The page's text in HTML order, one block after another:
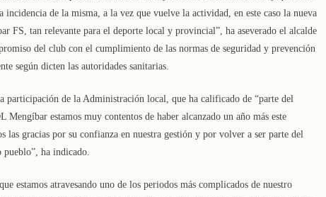
incidencia de la misma, a la vez que vuelve la actividad, en este caso la nueva
FS, tan relevante para el deporte local y provincial”, ha aseverado el alcalde
del club con el cumplimiento de las normas de seguridad y prevención
según dicten las autoridades sanitarias.
participación de la Administración local, que ha calificado de “parte del
estamos muy contentos de haber alcanzado un año más este
las gracias por su confianza en nuestra gestión y por volver a ser parte del
pueblo”, ha indicado.
estamos atravesando uno de los periodos más complicados de nuestro